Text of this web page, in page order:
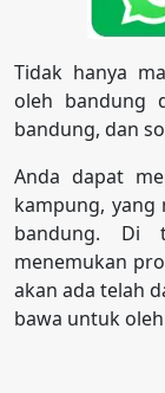
Tidak hanya
oleh bandung
bandung, dan
Anda dapat
kampung, yang
bandung. Di
menemukan
akan ada telah
bawa untuk